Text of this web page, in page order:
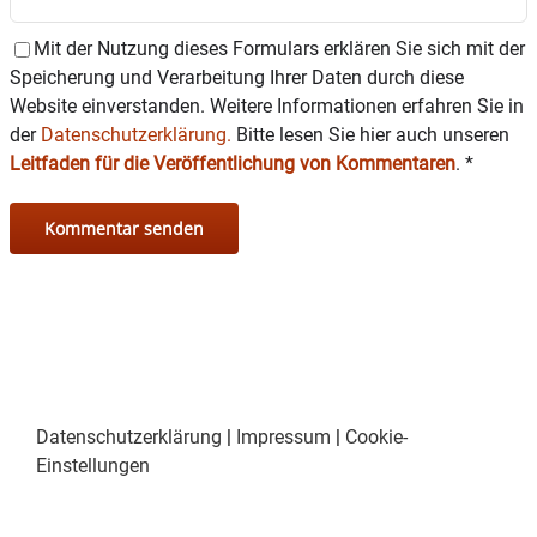
Arbeitskreises 68 sowie des Akademievereins
zusammen. Neben der künstlerischen
Präsentation soll die Ausstellung den
Studierenden auch die Möglichkeit eröffnen,
ihre Werke zum Verkauf anzubieten.
heißt, was so viel bedeutet wie „Triff mich im
Flur“, hat die Klasse von Thomas Zitzwitz und
Ausstellung selbstständig zusammengestellt
habe und sie sich darauf freue, wie sie es
Mit der Nutzung dieses Formulars erklären Sie sich mit der
Speicherung und Verarbeitung Ihrer Daten durch diese
Website einverstanden. Weitere Informationen erfahren Sie in
der Datenschutzerklärung. Bitte lesen Sie hier auch unseren
Leitfaden für die Veröffentlichung von Kommentaren. *
Datenschutzerklärung | Impressum | Cookie-
Einstellungen